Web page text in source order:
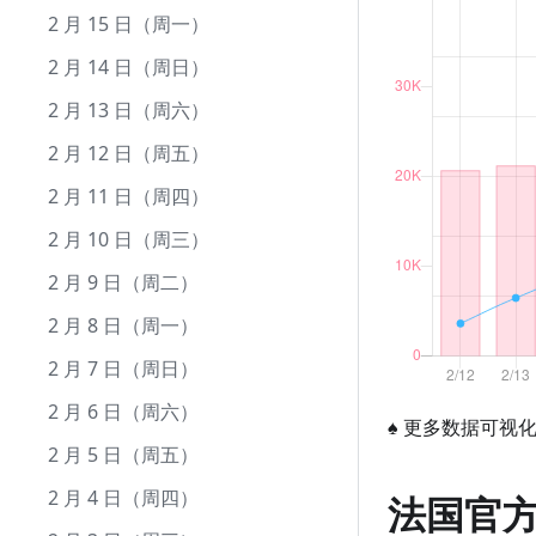
9 月 10 日（周五）
9 月 9 日（周四）
9 月 8 日（周三）
9 月 7 日（周二）
9 月 6 日（周一）
9 月 5 日（周日）
9 月 4 日（周六）
9 月 3 日（周五）
9 月 2 日（周四）
9 月 1 日（周三）
8 月 12 日（周四）
8 月 11 日（周三）
8 月 10 日（周二）
8 月 9 日（周一）
8 月 8 日（周日）
8 月 7 日（周六）
8 月 6 日（周五）
8 月 5 日（周四）
8 月 4 日（周三）
8 月 3 日（周二）
8 月 2 日（周一）
8 月 1 日（周日）
7 月 13 日（周二）
7 月 12 日（周一）
7 月 11 日（周日）
7 月 10 日（周六）
7 月 9 日（周五）
7 月 8 日（周四）
7 月 7 日（周三）
7 月 6 日（周二）
7 月 5 日（周一）
7 月 4 日（周日）
7 月 3 日（周六）
7 月 2 日（周五）
6 月 13 日（周日）
6 月 12 日（周六）
6 月 11 日（周五）
6 月 10 日（周四）
6 月 9 日（周三）
6 月 8 日（周二）
6 月 7 日（周一）
6 月 6 日（周日）
6 月 5 日（周六）
6 月 4 日（周五）
6 月 3 日（周四）
6 月 2 日（周三）
5 月 15 日（周六）
5 月 14 日（周五）
5 月 13 日（周四）
5 月 12 日（周三）
5 月 11 日（周二）
5 月 10 日（周一）
5 月 9 日（周日）
5 月 8 日（周六）
5 月 7 日（周五）
5 月 6 日（周四）
5 月 5 日（周三）
5 月 4 日（周二）
4 月 15 日（周四）
4 月 14 日（周三）
4 月 13 日（周二）
4 月 12 日（周一）
4 月 11 日（周日）
4 月 10 日（周六）
4 月 9 日（周五）
4 月 8 日（周四）
4 月 7 日（周三）
4 月 6 日（周二）
4 月 5 日（周一）
4 月 4 日（周日）
3 月 17 日（周三）
3 月 16 日（周二）
3 月 15 日（周一）
3 月 14 日（周日）
3 月 13 日（周六）
3 月 12 日（周五）
3 月 11 日（周四）
3 月 10 日（周三）
3 月 9 日（周二）
3 月 8 日（周一）
3 月 7 日（周日）
3 月 6 日（周六）
2 月 15 日（周一）
2 月 14 日（周日）
2 月 13 日（周六）
2 月 12 日（周五）
2 月 11 日（周四）
2 月 10 日（周三）
2 月 9 日（周二）
2 月 8 日（周一）
2 月 7 日（周日）
2 月 6 日（周六）
2 月 5 日（周五）
2 月 4 日（周四）
♠ 更多数据可视
法国官